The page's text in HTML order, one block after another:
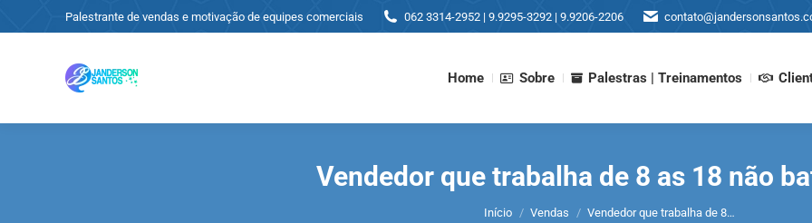
Palestrante de vendas e motivação de equipes comerciais 062 3314-2952 | 9.9295-3292 | 9.9206-2206
Home Sobre Palestras | Treinamentos
Vendedor que trabalha de 8 as 18 não
Você está aqui:
Início Vendas Vendedor que trabalha de 8…
Palestras | Treinamentos